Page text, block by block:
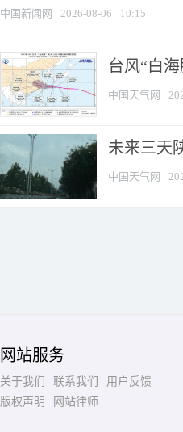
中国新闻网 2026-08-06 10:15
台风“白
中国天气网
未来三天
中国天气网
网站服务
关于我们 联系我们
用户反馈
版权声明
网站律师